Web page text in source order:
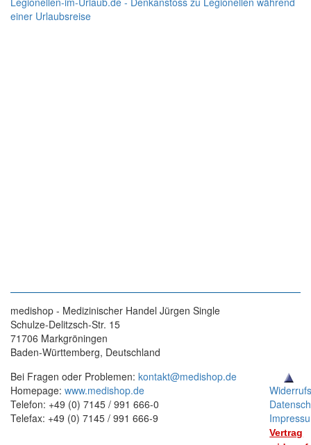
einer Urlaubsreise
medishop - Medizinischer Handel Jürgen Single
Schulze-Delitzsch-Str. 15
71706 Markgröningen
Baden-Württemberg, Deutschland
Bei Fragen oder Problemen: kontakt@medishop.de
Homepage: www.medishop.de
Telefon: +49 (0) 7145 / 991 666-0
Telefax: +49 (0) 7145 / 991 666-9
Vertrag